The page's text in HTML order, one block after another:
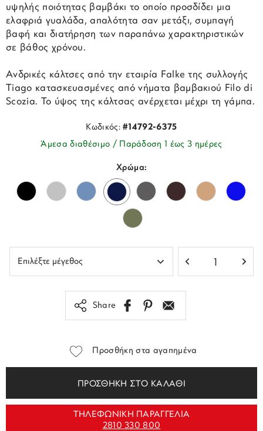
υψηλής ποιότητας βαμβάκι το οποίο προσδίδει μια
ελαφριά γυαλάδα, απαλότητα σαν μετάξι, συμπαγή
βαφή και διατήρηση των παραπάνω χαρακτηριστικών
σε βάθος χρόνου.
Ανδρικές κάλτσες από την εταιρία Falke της συλλογής
Tiago κατασκευασμένες από νήματα βαμβακιού Filo di
Scozia. Το ύψος της κάλτσας ανέρχεται μέχρι τη γάμπα.
Κωδικός:#14792-6375
Άμεσα διαθέσιμο / Παράδοση 1 έως 3 ημέρες
Χρώμα:
Share
Προσθήκη στα αγαπημένα
ΠΡΟΣΘΗΚΗ ΣΤΟ ΚΑΛΑΘΙ
ΤΗΛΕΦΩΝΙΚΗ ΠΑΡΑΓΓΕΛΙΑ
2810 330 800